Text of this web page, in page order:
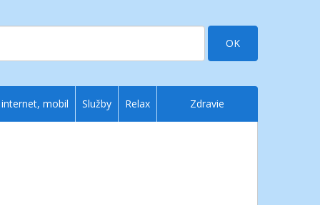
OK
internet, mobil Služby Relax Zdravie